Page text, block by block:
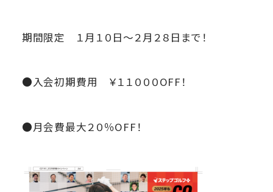
期間限定 １月１０日～２月２８日まで！
●入会初期費用 ￥１１０００OFF！
●月会費最大２０％OFF！